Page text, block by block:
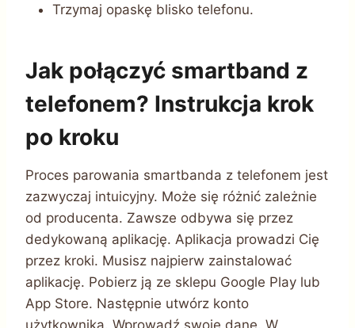
Trzymaj opaskę blisko telefonu.
Jak połączyć smartband z
telefonem? Instrukcja krok
po kroku
Proces parowania smartbanda z telefonem jest
zazwyczaj intuicyjny. Może się różnić zależnie
od producenta. Zawsze odbywa się przez
dedykowaną aplikację. Aplikacja prowadzi Cię
przez kroki. Musisz najpierw zainstalować
aplikację. Pobierz ją ze sklepu Google Play lub
App Store. Następnie utwórz konto
użytkownika. Wprowadź swoje dane. W